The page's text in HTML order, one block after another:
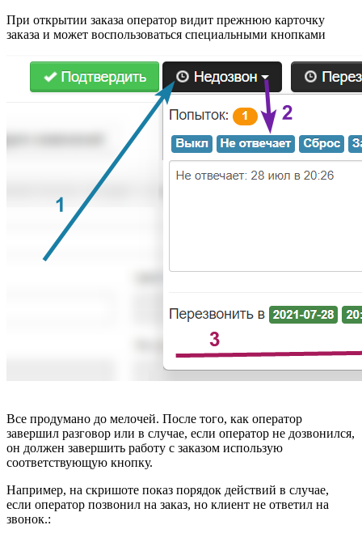
При открытии заказа оператор видит прежнюю карточку
заказа и может воспользоваться специальными кнопками
Все продумано до мелочей. После того, как оператор
завершил разговор или в случае, если оператор не дозвонился,
он должен завершить работу с заказом использую
соответствующую кнопку.
Например, на скришоте показ порядок действий в случае,
если оператор позвонил на заказ, но клиент не ответил на
звонок.: